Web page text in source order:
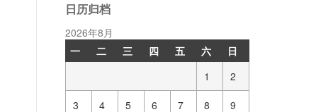
日历归档
2026年8月
一
二 三 四 五 六
日
1
2
3 4 5 6 7 8 9